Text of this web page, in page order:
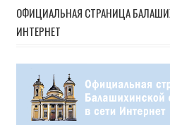
записям
ОФИЦИАЛЬНАЯ СТРАНИЦА
ИНТЕРНЕТ